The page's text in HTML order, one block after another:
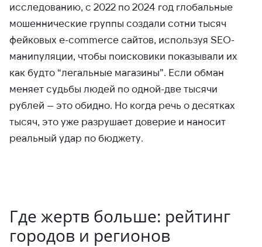
исследованию, с 2022 по 2024 год глобальные
мошеннические группы создали сотни тысяч
фейковых e-commerce сайтов, используя SEO-
манипуляции, чтобы поисковики показывали их
как будто “легальные магазины”. Если обман
меняет судьбы людей по одной-две тысячи
рублей — это обидно. Но когда речь о десятках
тысяч, это уже разрушает доверие и наносит
реальный удар по бюджету.
Где жертв больше: рейтинг
городов и регионов